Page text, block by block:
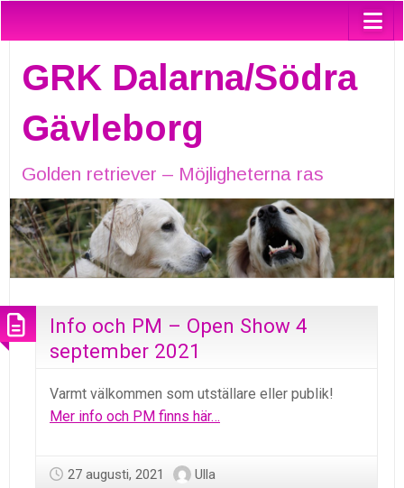
GRK Dalarna/Södra
Gävleborg
Golden retriever – Möjligheterna ras
Info och PM – Open Show 4
september 2021
Varmt välkommen som utställare eller publik!
Mer info och PM finns här…
27 augusti, 2021 Ulla